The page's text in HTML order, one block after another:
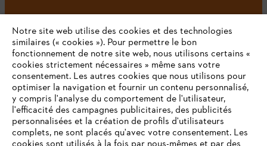
L'Entreprise
STIHL FAQ
Notre site web utilise des cookies et des technologies
similaires (« cookies »). Pour permettre le bon
fonctionnement de notre site web, nous utilisons certains «
cookies strictement nécessaires » même sans votre
consentement. Les autres cookies que nous utilisons pour
optimiser la navigation et fournir un contenu personnalisé,
y compris l'analyse du comportement de l'utilisateur,
l'efficacité des campagnes publicitaires, des publicités
personnalisées et la création de profils d'utilisateurs
complets, ne sont placés qu'avec votre consentement. Les